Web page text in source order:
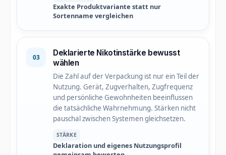
Exakte Produktvariante statt nur
Sortenname vergleichen
03
Deklarierte Nikotinstärke bewusst
wählen
Die Zahl auf der Verpackung ist nur ein Teil der
Nutzung. Gerät, Zugverhalten, Zugfrequenz
und persönliche Gewohnheiten beeinflussen
die tatsächliche Wahrnehmung. Stärken nicht
pauschal zwischen Systemen gleichsetzen.
STÄRKE
Deklaration und eigenes Nutzungsprofil